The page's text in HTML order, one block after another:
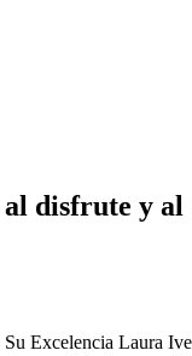
disfrute y